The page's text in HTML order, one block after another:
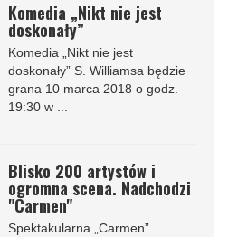
Komedia „Nikt nie jest
doskonały”
Komedia „Nikt nie jest
doskonały” S. Williamsa będzie
grana 10 marca 2018 o godz.
19:30 w ...
Blisko 200 artystów i
ogromna scena. Nadchodzi
"Carmen"
Spektakularna „Carmen”